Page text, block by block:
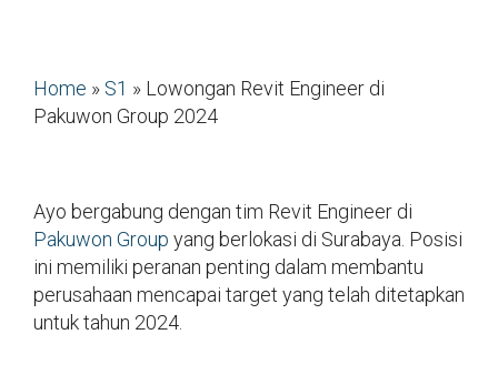
Home » S1 » Lowongan Revit Engineer di
Pakuwon Group 2024
Ayo bergabung dengan tim Revit Engineer di
Pakuwon Group yang berlokasi di Surabaya. Posisi
ini memiliki peranan penting dalam membantu
perusahaan mencapai target yang telah ditetapkan
untuk tahun 2024.